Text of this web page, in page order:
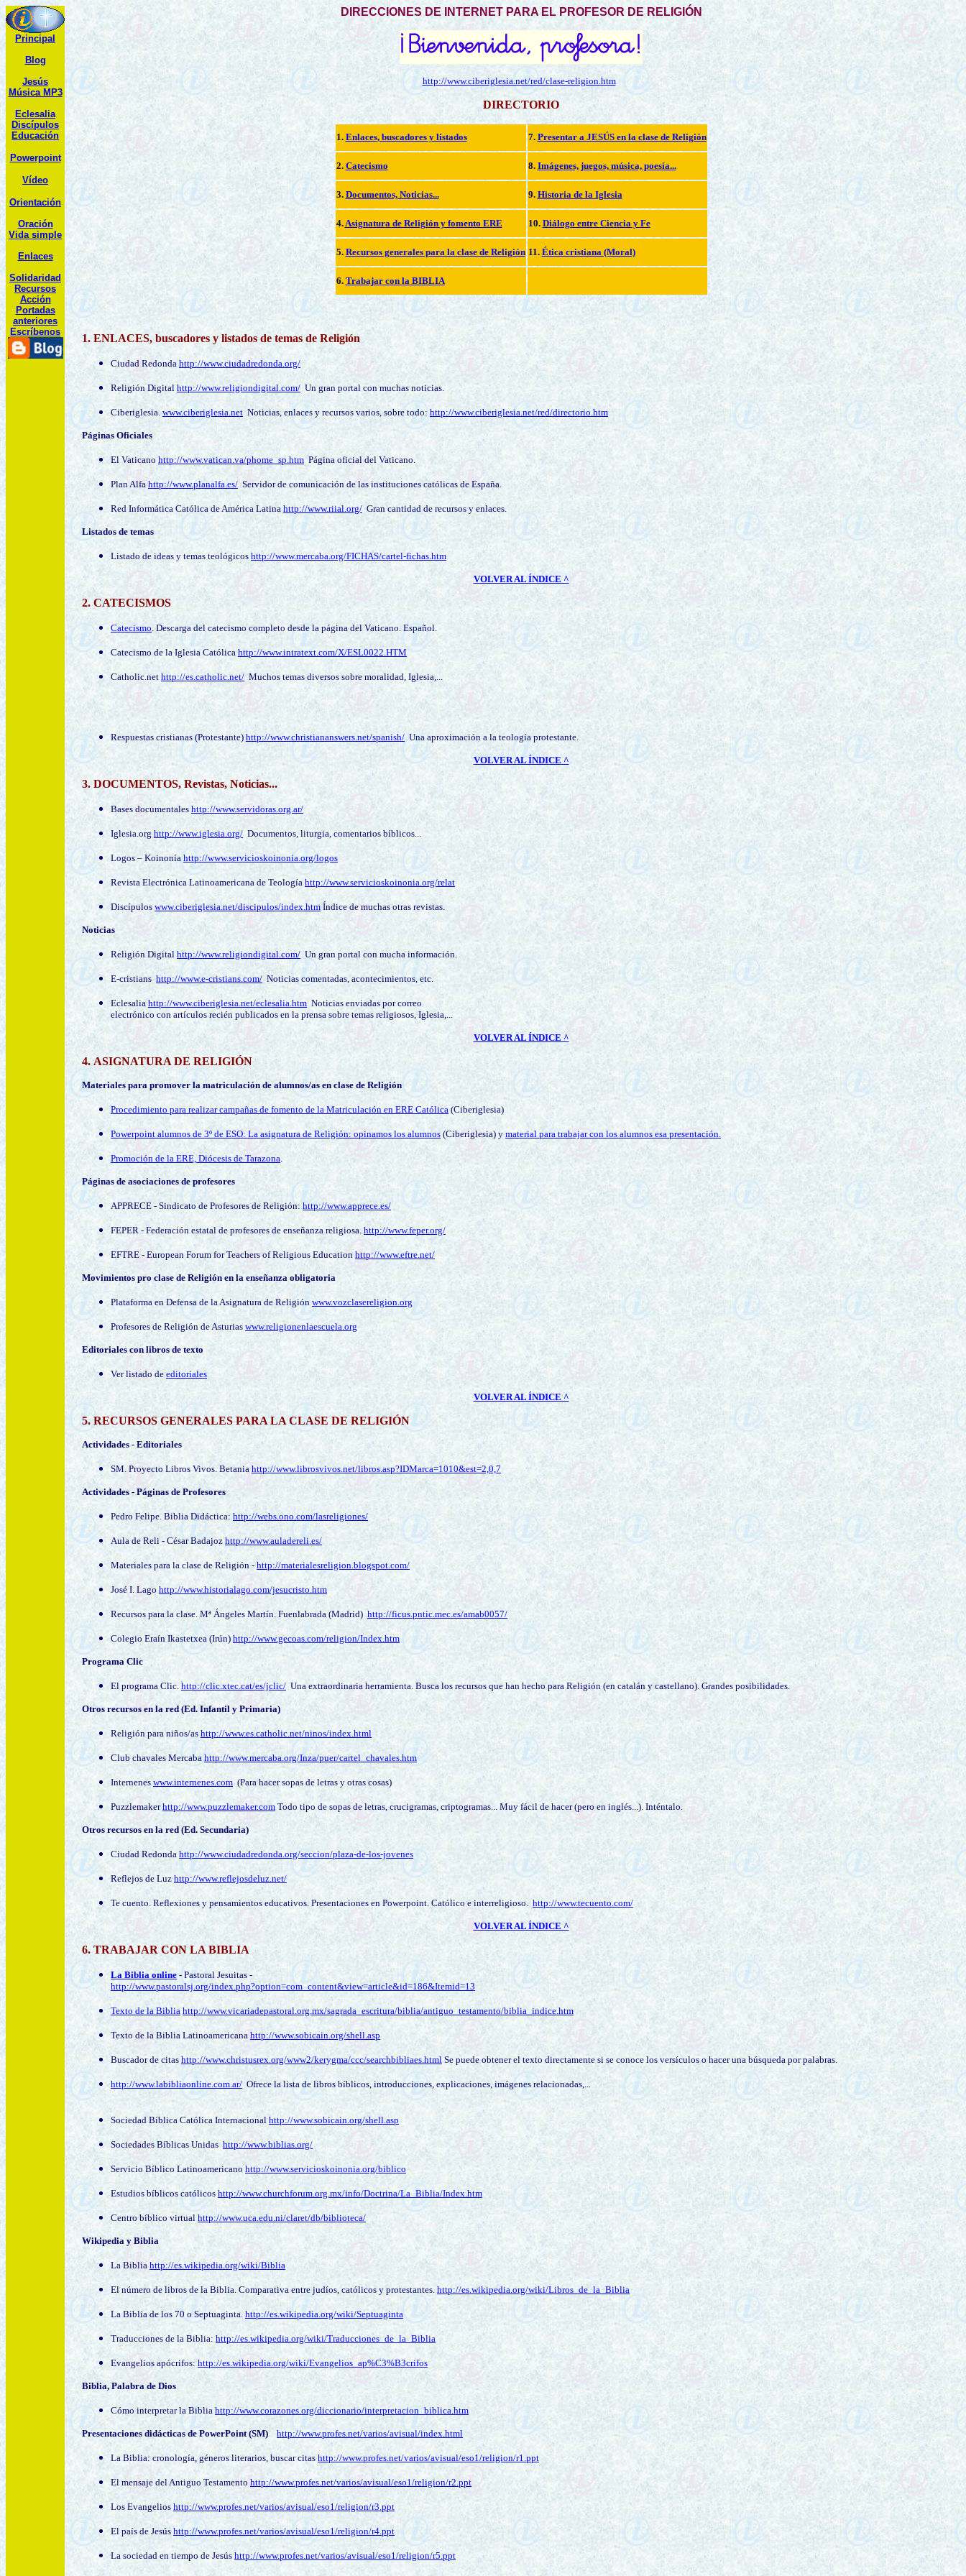
Principal
Blog
Jesús
Música MP3
Eclesalia
Discípulos
Educación
Powerpoint
Vídeo
Orientación
Oración
Vida simple
Enlaces
Solidaridad
Recursos
Acción
Portadas
anteriores
Escríbenos
DIRECCIONES DE INTERNET PARA EL PROFESOR DE RELIGIÓN
http://www.ciberiglesia.net/red/clase-religion.htm
DIRECTORIO
1. Enlaces, buscadores y listados 7. Presentar a JESÚS en la clase de Religión
2. Catecismo 8. Imágenes, juegos, música, poesía...
3. Documentos, Noticias... 9. Historia de la Iglesia
4.Asignatura de Religión y fomento ERE 10. Diálogo entre Ciencia y Fe
5. Recursos generales para la clase de Religión 11. Ética cristiana (Moral)
6. Trabajar con la BIBLIA
1. ENLACES, buscadores y listados de temas de Religión
Ciudad Redonda http://www.ciudadredonda.org/
Religión Digital http://www.religiondigital.com/ Un gran portal con muchas noticias.
Ciberiglesia.www.ciberiglesia.net Noticias, enlaces y recursos varios, sobre todo: http://www.ciberiglesia.net/red/directorio.htm
Páginas Oficiales
El Vaticano http://www.vatican.va/phome_sp.htm Página oficial del Vaticano.
Plan Alfa http://www.planalfa.es/ Servidor de comunicación de las instituciones católicas de España.
Red Informática Católica de América Latina http://www.riial.org/ Gran cantidad de recursos y enlaces.
Listados de temas
Listado de ideas y temas teológicos http://www.mercaba.org/FICHAS/cartel-fichas.htm
VOLVER AL ÍNDICE ^
2. CATECISMOS
Catecismo. Descarga del catecismo completo desde la página del Vaticano. Español.
Catecismo de la Iglesia Católica http://www.intratext.com/X/ESL0022.HTM
Catholic.net http://es.catholic.net/ Muchos temas diversos sobre moralidad, Iglesia,...
Respuestas cristianas (Protestante) http://www.christiananswers.net/spanish/ Una aproximación a la teología protestante.
VOLVER AL ÍNDICE ^
3. DOCUMENTOS, Revistas, Noticias...
Bases documentales http://www.servidoras.org.ar/
Iglesia.org http://www.iglesia.org/ Documentos, liturgia, comentarios bíblicos...
Logos – Koinonía http://www.servicioskoinonia.org/logos
Revista Electrónica Latinoamericana de Teología http://www.servicioskoinonia.org/relat
Discípulos www.ciberiglesia.net/discipulos/index.htm Índice de muchas otras revistas.
Noticias
Religión Digital http://www.religiondigital.com/ Un gran portal con mucha información.
E-cristians http://www.e-cristians.com/ Noticias comentadas, acontecimientos, etc.
Eclesalia http://www.ciberiglesia.net/eclesalia.htm Noticias enviadas por correo
electrónico con artículos recién publicados en la prensa sobre temas religiosos, Iglesia,...
VOLVER AL ÍNDICE ^
4. ASIGNATURA DE RELIGIÓN
Materiales para promover la matriculación de alumnos/as en clase de Religión
Procedimiento para realizar campañas de fomento de la Matriculación en ERE Católica (Ciberiglesia)
Powerpoint alumnos de 3º de ESO: La asignatura de Religión: opinamos los alumnos (Ciberiglesia) y material para trabajar con los alumnos esa presentación.
Promoción de la ERE, Diócesis de Tarazona.
Páginas de asociaciones de profesores
APPRECE - Sindicato de Profesores de Religión: http://www.apprece.es/
FEPER - Federación estatal de profesores de enseñanza religiosa. http://www.feper.org/
EFTRE - European Forum for Teachers of Religious Education http://www.eftre.net/
Movimientos pro clase de Religión en la enseñanza obligatoria
Plataforma en Defensa de la Asignatura de Religión www.vozclasereligion.org
Profesores de Religión de Asturias www.religionenlaescuela.org
Editoriales con libros de texto
Ver listado de editoriales
VOLVER AL ÍNDICE ^
5.RECURSOS GENERALES PARA LA CLASE DE RELIGIÓN
Actividades - Editoriales
SM. Proyecto Libros Vivos. Betania http://www.librosvivos.net/libros.asp?IDMarca=1010&est=2,0,7
Actividades - Páginas de Profesores
Pedro Felipe. Biblia Didáctica: http://webs.ono.com/lasreligiones/
Aula de Reli - César Badajoz http://www.auladereli.es/
Materiales para la clase de Religión - http://materialesreligion.blogspot.com/
José I. Lago http://www.historialago.com/jesucristo.htm
Recursos para la clase. Mª Ángeles Martín. Fuenlabrada (Madrid) http://ficus.pntic.mec.es/amab0057/
Colegio Eraín Ikastetxea (Irún) http://www.gecoas.com/religion/Index.htm
Programa Clic
El programa Clic. http://clic.xtec.cat/es/jclic/ Una extraordinaria herramienta. Busca los recursos que han hecho para Religión (en catalán y castellano). Grandes posibilidades.
Otros recursos en la red (Ed. Infantil y Primaria)
Religión para niños/as http://www.es.catholic.net/ninos/index.html
Club chavales Mercaba http://www.mercaba.org/Inza/puer/cartel_chavales.htm
Internenes www.internenes.com (Para hacer sopas de letras y otras cosas)
Puzzlemakerhttp://www.puzzlemaker.com Todo tipo de sopas de letras, crucigramas, criptogramas... Muy fácil de hacer (pero en inglés...). Inténtalo.
Otros recursos en la red (Ed. Secundaria)
Ciudad Redonda http://www.ciudadredonda.org/seccion/plaza-de-los-jovenes
Reflejos de Luzhttp://www.reflejosdeluz.net/
Te cuento. Reflexiones y pensamientos educativos. Presentaciones en Powerpoint. Católico e interreligioso. http://www.tecuento.com/
VOLVER AL ÍNDICE ^
6. TRABAJAR CON LA BIBLIA
La Biblia online - Pastoral Jesuitas -
http://www.pastoralsj.org/index.php?option=com_content&view=article&id=186&Itemid=13
Texto de la Biblia http://www.vicariadepastoral.org.mx/sagrada_escritura/biblia/antiguo_testamento/biblia_indice.htm
Texto de la Biblia Latinoamericana http://www.sobicain.org/shell.asp
Buscador de citas http://www.christusrex.org/www2/kerygma/ccc/searchbibliaes.html Se puede obtener el texto directamente si se conoce los versículos o hacer una búsqueda por palabras.
http://www.labibliaonline.com.ar/ Ofrece la lista de libros bíblicos, introducciones, explicaciones, imágenes relacionadas,...
Sociedad Bíblica Católica Internacional http://www.sobicain.org/shell.asp
Sociedades Bíblicas Unidas http://www.biblias.org/
Servicio Bíblico Latinoamericano http://www.servicioskoinonia.org/biblico
Estudios bíblicos católicos http://www.churchforum.org.mx/info/Doctrina/La_Biblia/Index.htm
Centro bíblico virtual http://www.uca.edu.ni/claret/db/biblioteca/
Wikipedia y Biblia
La Biblia http://es.wikipedia.org/wiki/Biblia
El número de libros de la Biblia. Comparativa entre judíos, católicos y protestantes. http://es.wikipedia.org/wiki/Libros_de_la_Biblia
La Biblia de los 70 o Septuaginta. http://es.wikipedia.org/wiki/Septuaginta
Traducciones de la Biblia: http://es.wikipedia.org/wiki/Traducciones_de_la_Biblia
Evangelios apócrifos: http://es.wikipedia.org/wiki/Evangelios_ap%C3%B3crifos
Biblia, Palabra de Dios
Cómo interpretar la Biblia http://www.corazones.org/diccionario/interpretacion_biblica.htm
Presentaciones didácticas de PowerPoint (SM) http://www.profes.net/varios/avisual/index.html
La Biblia: cronología, géneros literarios, buscar citas http://www.profes.net/varios/avisual/eso1/religion/r1.ppt
El mensaje del Antiguo Testamento http://www.profes.net/varios/avisual/eso1/religion/r2.ppt
Los Evangelios http://www.profes.net/varios/avisual/eso1/religion/r3.ppt
El país de Jesús http://www.profes.net/varios/avisual/eso1/religion/r4.ppt
La sociedad en tiempo de Jesús http://www.profes.net/varios/avisual/eso1/religion/r5.ppt